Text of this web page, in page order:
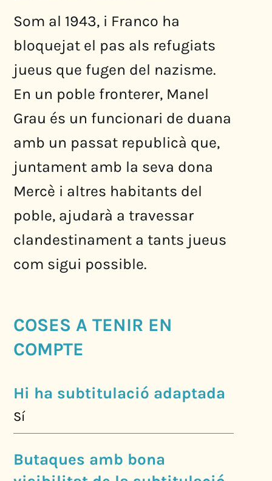
Som al 1943, i Franco ha
bloquejat el pas als refugiats
jueus que fugen del nazisme.
En un poble fronterer, Manel
Grau és un funcionari de duana
amb un passat republicà que,
juntament amb la seva dona
Mercè i altres habitants del
poble, ajudarà a travessar
clandestinament a tants jueus
com sigui possible.
COSES A TENIR EN
COMPTE
Hi ha subtitulació adaptada
Sí
Butaques amb bona